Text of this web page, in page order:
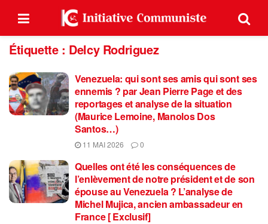
Étiquette : Delcy Rodriguez
Venezuela: qui sont ses amis qui sont ses
ennemis ? par Jean Pierre Page et des
reportages et analyse de la situation
(Maurice Lemoine, Manolos Dos
Santos…)
11 MAI 2026 0
Quelles ont été les conséquences de
l’enlèvement de notre président et de son
épouse au Venezuela ? L’analyse de
Michel Mujica, ancien ambassadeur en
France [ Exclusif]